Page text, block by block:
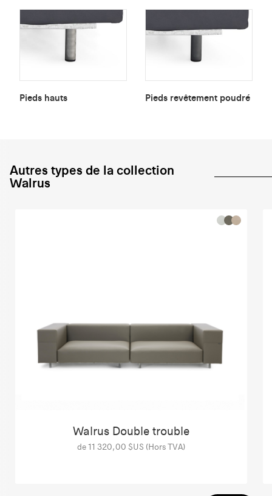
Pieds hauts Pieds revêtement poudré
Autres types de la collection
Walrus
Walrus Double trouble
de 11 320,00 $US (Hors TVA)